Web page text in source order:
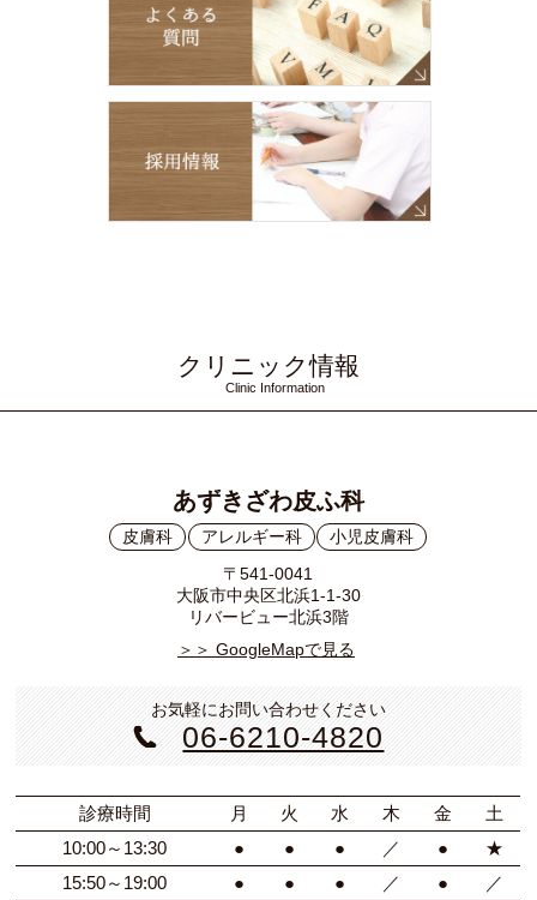
クリニック情報
Clinic Information
あずきざわ皮ふ科
皮膚科 アレルギー科
小児皮膚科
〒541-0041
大阪市中央区北浜1-1-30
リバービュー北浜3階
＞＞ GoogleMapで見る
お気軽にお問い合わせください
06-6210-4820
診療時間 月 火 水 木 金
土
10:00～13:30
● ● ● ／ ●
★
15:50～19:00
● ● ● ／ ● ／